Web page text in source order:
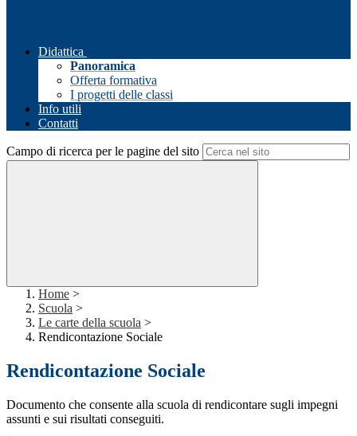
Didattica
Panoramica
Offerta formativa
I progetti delle classi
Info utili
Contatti
Campo di ricerca per le pagine del sito
Home >
Scuola >
Le carte della scuola >
Rendicontazione Sociale
Rendicontazione Sociale
Documento che consente alla scuola di rendicontare sugli impegni
assunti e sui risultati conseguiti.